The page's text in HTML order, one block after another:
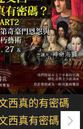
西真的有密碼
西真有密碼？》